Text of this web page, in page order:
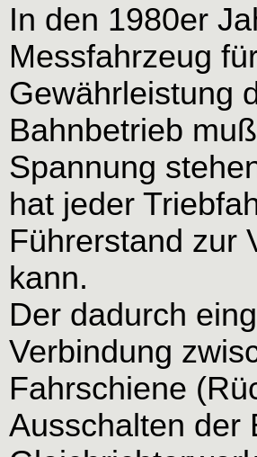
In den 1980er
Messfahrzeug
Gewährleistung
Bahnbetrieb
Spannung
hat jeder
Führerstand zur
kann.
Der dadurch
Verbindung
Fahrschiene
Ausschalten der